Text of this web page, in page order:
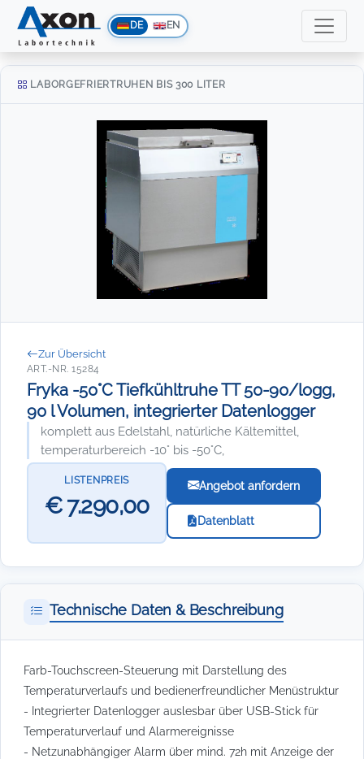
DE EN
LABORGEFRIERTRUHEN BIS 300 LITER
Zur Übersicht
ART.-NR. 15284
Fryka -50°C Tiefkühltruhe TT 50-90/logg,
90 l Volumen, integrierter Datenlogger
komplett aus Edelstahl, natürliche Kältemittel,
temperaturbereich -10° bis -50°C,
LISTENPREIS
€ 7.290,00
Angebot anfordern
Datenblatt
Technische Daten & Beschreibung
Farb-Touchscreen-Steuerung mit Darstellung des
Temperaturverlaufs und bedienerfreundlicher Menüstruktur
- Integrierter Datenlogger auslesbar über USB-Stick für
Temperaturverlauf und Alarmereignisse
- Netzunabhängiger Alarm über mind. 72h mit Anzeige der